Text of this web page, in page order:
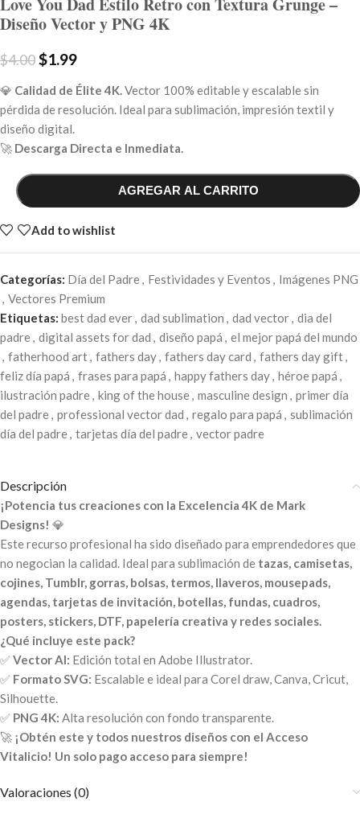
Love You Dad Estilo Retro con Textura Grunge –
Diseño Vector y PNG 4K
$4.00$1.99
💎 Calidad de Élite 4K.Vector 100% editable y escalable sin
pérdida de resolución. Ideal para sublimación, impresión textil y
diseño digital.
🚀 Descarga Directa e Inmediata.
AGREGAR AL CARRITO
Add to wishlist
Categorías: Día del Padre, Festividades y Eventos , Imágenes PNG
, Vectores Premium
Etiquetas: best dad ever, dad sublimation , dad vector, dia del
padre, digital assets for dad , diseño papá , el mejor papá del mundo
, fatherhood art, fathers day, fathers day card , fathers day gift,
feliz día papá , frases para papá , happy fathers day, héroe papá ,
ilustración padre, king of the house, masculine design , primer día
del padre, professional vector dad , regalo para papá , sublimación
día del padre, tarjetas día del padre, vector padre
Descripción
¡Potencia tus creaciones con la Excelencia 4K de Mark
Designs! 💎
Este recurso profesional ha sido diseñado para emprendedores que
no negocian la calidad. Ideal para sublimación de tazas, camisetas,
cojines, Tumblr, gorras, bolsas, termos, llaveros, mousepads,
agendas, tarjetas de invitación, botellas, fundas, cuadros,
posters, stickers, DTF, papelería creativa y redes sociales.
¿Qué incluye este pack?
✅Vector AI: Edición total en Adobe Illustrator.
✅ Formato SVG: Escalable e ideal para Corel draw, Canva, Cricut,
Silhouette.
✅ PNG 4K: Alta resolución con fondo transparente.
🚀 ¡Obtén este y todos nuestros diseños con el Acceso
Vitalicio! Un solo pago acceso para siempre!
Valoraciones (0)